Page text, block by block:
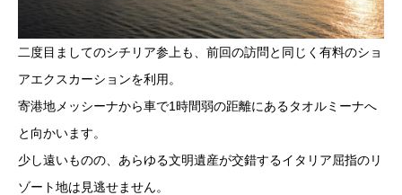
二度目ましてのシチリア参上も、前回の訪問と同じく有料のショ
アエクスカーションを利用。
寄港地メッシーナから車で1時間弱の距離にあるタオルミーナへ
と向かいます。
少し遠いものの、あらゆる文明遺産が交錯するイタリア屈指のリ
ゾート地は見逃せません。